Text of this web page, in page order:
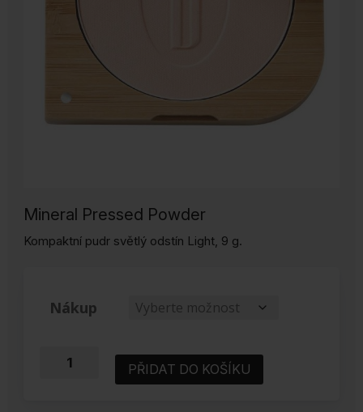
Mineral Pressed Powder
Kompaktní pudr světlý odstín Light, 9 g.
Nákup
Kompaktní
PŘIDAT DO KOŠÍKU